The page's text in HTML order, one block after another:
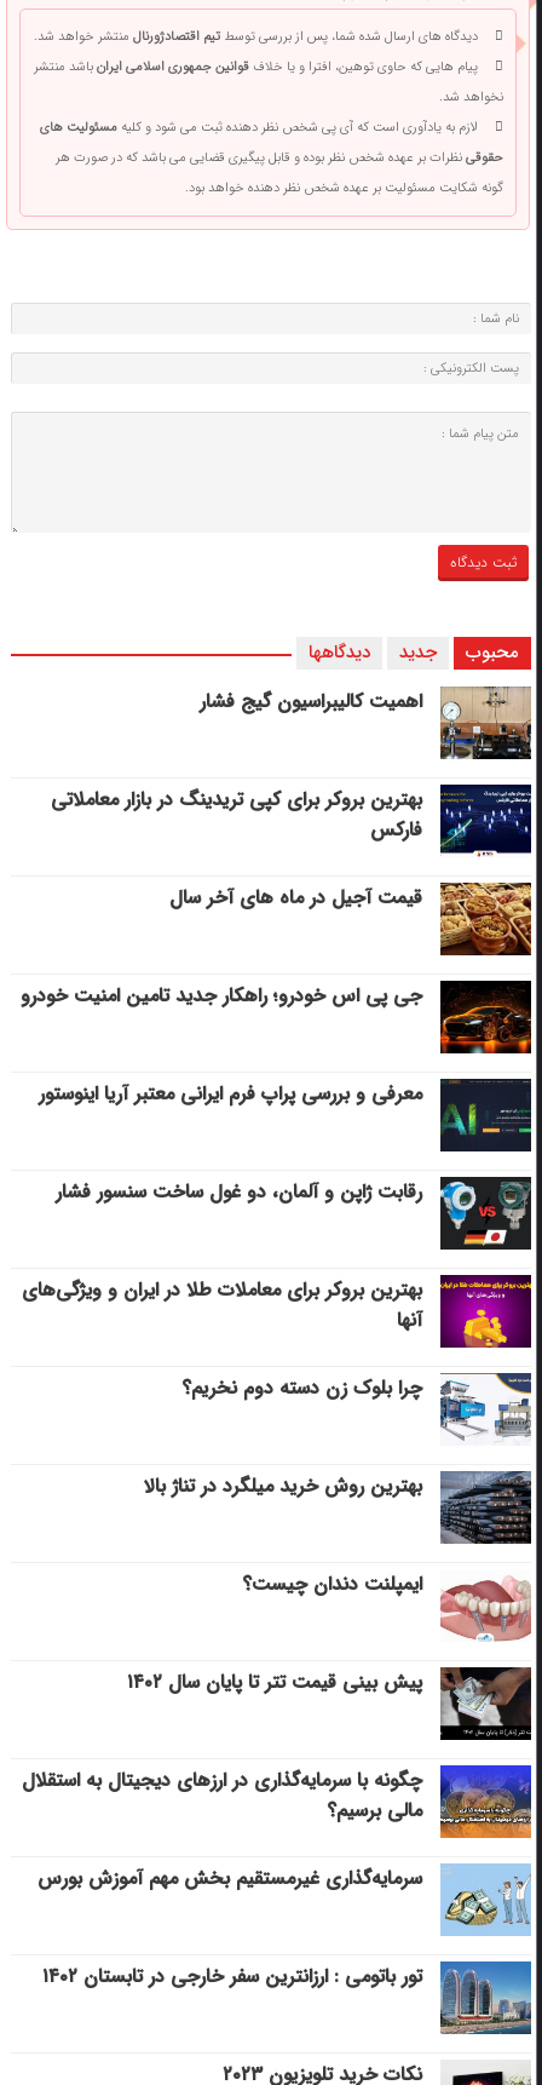
دیدگاه های ارسال شده شما، پس از بررسی توسطتیم اقتصادژورنالمنتشر خواهد شد.
پیام هایی که حاوی توهین، افترا و یا خلافقوانین جمهوری اسلامی ایرانباشد منتشر
نخواهد شد.
لازم به یادآوری است که آی پی شخص نظر دهنده ثبت می شود و کلیهمسئولیت های
حقوقینظرات بر عهده شخص نظر بوده و قابل پیگیری قضایی می باشد که در صورت هر
گونه شکایت مسئولیت بر عهده شخص نظر دهنده خواهد بود.
محبوب جدید دیدگاهها
اهمیت کالیبراسیون گیج فشار
بهترین بروکر برای کپی‌ تریدینگ در بازار معاملاتی
فارکس
قیمت آجیل در ماه های آخر سال
جی پی اس خودرو؛ راهکار جدید تامین امنیت خودرو
معرفی و بررسی پراپ فرم ایرانی معتبر آریا اینوستور
رقابت ژاپن و آلمان، دو غول ساخت سنسور فشار
بهترین بروکر برای معاملات طلا در ایران و ویژگی‌های
آنها
چرا بلوک زن دسته دوم نخریم؟
بهترین روش خرید میلگرد در تناژ بالا
ایمپلنت دندان چیست؟
پیش بینی قیمت تتر تا پایان سال ۱۴۰۲
چگونه با سرمایه‌گذاری در ارزهای دیجیتال به استقلال
مالی برسیم؟
سرمایه‌گذاری غیرمستقیم بخش مهم آموزش بورس
تور باتومی : ارزانترین سفر خارجی در تابستان ۱۴۰۲
نکات خرید تلویزیون ۲۰۲۳